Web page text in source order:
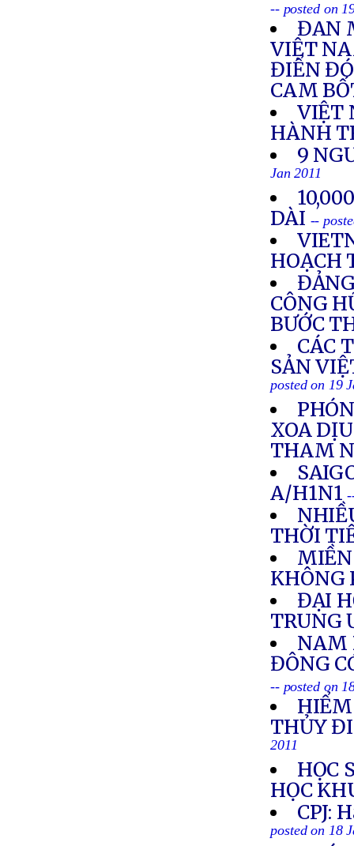
-- posted on
ĐAN
VIỆT
ĐIỂN
CAM
VIỆT
HÀNH
9
Jan 2011
DÀI --
HOẠCH
CÔNG
BƯỚC
CÁC
SẢN
posted on 19
XOA
THAM
A/H1N1
THỜI
ĐẠI
TRUNG
NAM
ĐÔNG
-- posted on
THỦY
2011
HỌC
HỌC
CPJ:
posted on 18